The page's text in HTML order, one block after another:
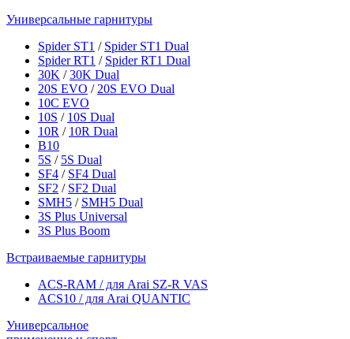
Универсальные гарнитуры
Spider ST1 / Spider ST1 Dual
Spider RT1 / Spider RT1 Dual
30K /30K Dual
20S EVO / 20S EVO Dual
10C EVO
10S / 10S Dual
10R / 10R Dual
B10
5S / 5S Dual
SF4 / SF4 Dual
SF2 / SF2 Dual
SMH5 / SMH5 Dual
3S Plus Universal
3S Plus Boom
Встраиваемые гарнитуры
ACS-RAM / для Arai SZ-R VAS
ACS10 / для Arai QUANTIC
Универсальное